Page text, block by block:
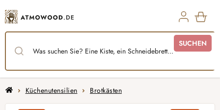
Inhalt
springen
SUCHEN
StartseiteKüchenutensilien Brotkästen